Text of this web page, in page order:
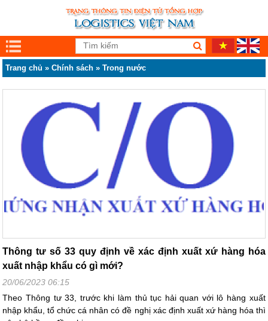
Trang chủ »Chính sách »Trong nước
Thông tư số 33 quy định về xác định xuất xứ hàng hóa
xuất nhập khẩu có gì mới?
20/06/2023 06:15
Theo Thông tư 33, trước khi làm thủ tục hải quan với lô hàng xuất
nhập khẩu, tổ chức cá nhân có đề nghị xác định xuất xứ hàng hóa thì